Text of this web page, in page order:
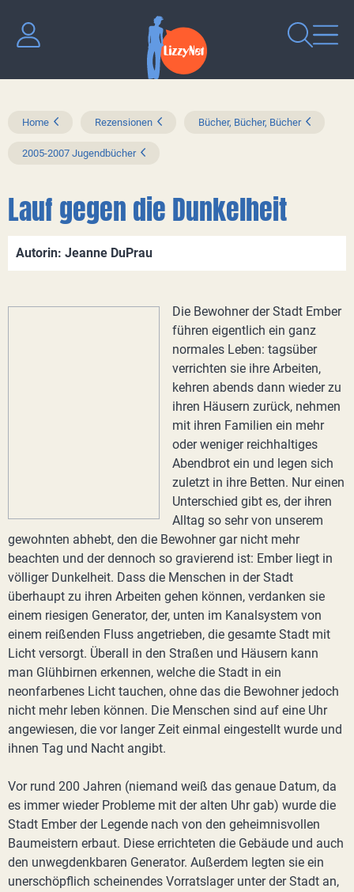
Home Rezensionen Bücher, Bücher, Bücher
2005-2007 Jugendbücher
Lauf gegen die Dunkelheit
Autorin: Jeanne DuPrau
Die Bewohner der Stadt Ember
führen eigentlich ein ganz
normales Leben: tagsüber
verrichten sie ihre Arbeiten,
kehren abends dann wieder zu
ihren Häusern zurück, nehmen
mit ihren Familien ein mehr
oder weniger reichhaltiges
Abendbrot ein und legen sich
zuletzt in ihre Betten. Nur einen
Unterschied gibt es, der ihren
Alltag so sehr von unserem
gewohnten abhebt, den die Bewohner gar nicht mehr
beachten und der dennoch so gravierend ist: Ember liegt in
völliger Dunkelheit. Dass die Menschen in der Stadt
überhaupt zu ihren Arbeiten gehen können, verdanken sie
einem riesigen Generator, der, unten im Kanalsystem von
einem reißenden Fluss angetrieben, die gesamte Stadt mit
Licht versorgt. Überall in den Straßen und Häusern kann
man Glühbirnen erkennen, welche die Stadt in ein
neonfarbenes Licht tauchen, ohne das die Bewohner jedoch
nicht mehr leben können. Die Menschen sind auf eine Uhr
angewiesen, die vor langer Zeit einmal eingestellt wurde und
ihnen Tag und Nacht angibt.
Vor rund 200 Jahren (niemand weiß das genaue Datum, da
es immer wieder Probleme mit der alten Uhr gab) wurde die
Stadt Ember der Legende nach von den geheimnisvollen
Baumeistern erbaut. Diese errichteten die Gebäude und auch
den unwegdenkbaren Generator. Außerdem legten sie ein
unerschöpflich scheinendes Vorratslager unter der Stadt an,